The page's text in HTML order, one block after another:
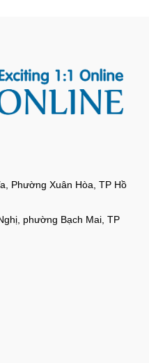
Phường Xuân Hòa, TP Hồ
phường Bạch Mai, TP